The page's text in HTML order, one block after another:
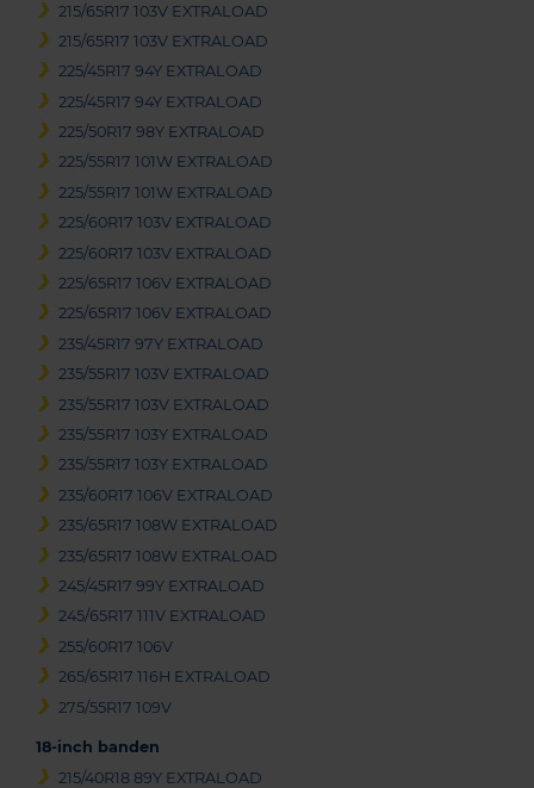
215/65R17 103V EXTRALOAD
215/65R17 103V EXTRALOAD
225/45R17 94Y EXTRALOAD
225/45R17 94Y EXTRALOAD
225/50R17 98Y EXTRALOAD
225/55R17 101W EXTRALOAD
225/55R17 101W EXTRALOAD
225/60R17 103V EXTRALOAD
225/60R17 103V EXTRALOAD
225/65R17 106V EXTRALOAD
225/65R17 106V EXTRALOAD
235/45R17 97Y EXTRALOAD
235/55R17 103V EXTRALOAD
235/55R17 103V EXTRALOAD
235/55R17 103Y EXTRALOAD
235/55R17 103Y EXTRALOAD
235/60R17 106V EXTRALOAD
235/65R17 108W EXTRALOAD
235/65R17 108W EXTRALOAD
245/45R17 99Y EXTRALOAD
245/65R17 111V EXTRALOAD
255/60R17 106V
265/65R17 116H EXTRALOAD
275/55R17 109V
18-inch banden
215/40R18 89Y EXTRALOAD